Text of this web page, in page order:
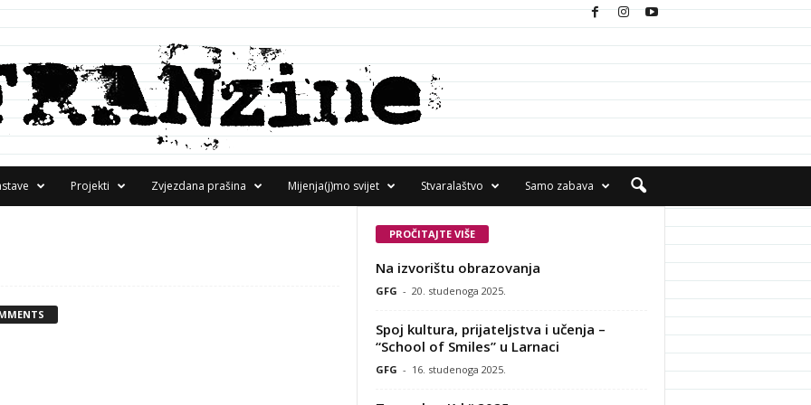
Projekti Zvjezdana prašina Mijenja(j)mo svijet Stvaralaštvo Samo zabava
PROČITAJTE VIŠE
Na izvorištu obrazovanja
GFG - 20. studenoga 2025.
Spoj kultura, prijateljstva i učenja –
“School of Smiles” u Larnaci
GFG - 16. studenoga 2025.